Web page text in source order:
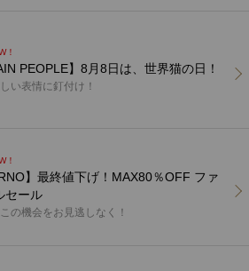
！
PEOPLE】8月8日は、世界猫の日！
い表情に釘付け！
！
】最終値下げ！MAX80％OFF ファ
セール
の機会をお見逃しなく！